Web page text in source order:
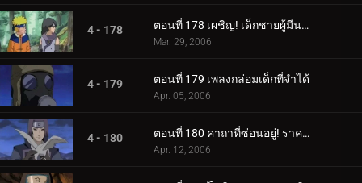
4 - 178 ตอนที่ 178 เผชิญ! เด็กชายผู้มีนามแห่งดวงดาว
Mar. 29, 2006
4 - 179 ตอนที่ 179 เพลงกล่อมเด็กที่จำได้
Apr. 05, 2006
4 - 180 ตอนที่ 180 คาถาที่ซ่อนอยู่! ราคาของศิลปะนินจา: คูจาคุ
Apr. 12, 2006